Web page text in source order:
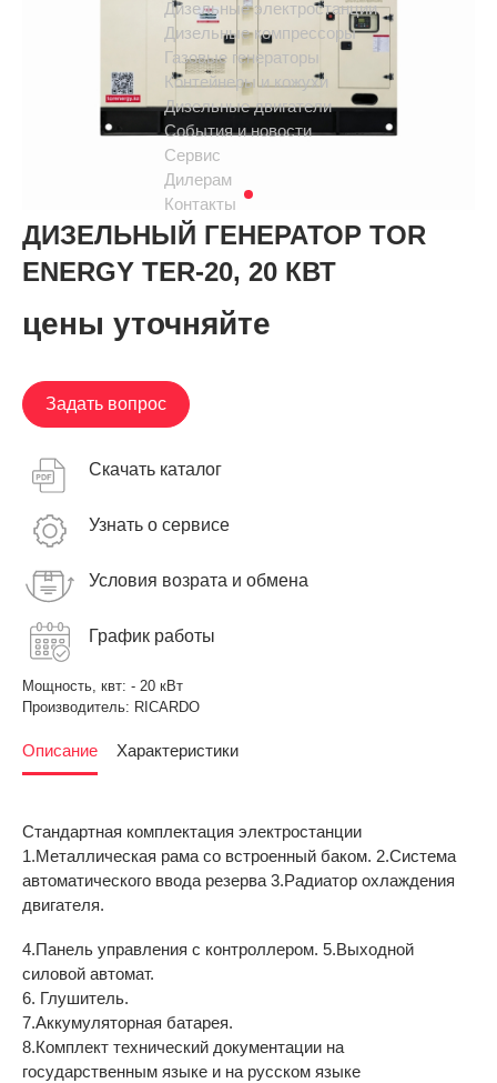
Дизельные электростанции
Дизельные компрессоры
Газовые генераторы
Контейнеры и кожухи
Дизельные двигатели
События и новости
Сервис
Дилерам
Контакты
ДИЗЕЛЬНЫЙ ГЕНЕРАТОР TOR
ENERGY TER-20, 20 КВТ
цены уточняйте
Задать вопрос
Скачать каталог
Узнать о сервисе
Условия возрата и обмена
График работы
Мощность, квт: - 20 кВт
Производитель: RICARDO
Описание Характеристики
Стандартная комплектация электростанции
1.Металлическая рама со встроенный баком. 2.Система
автоматического ввода резерва 3.Радиатор охлаждения
двигателя.
4.Панель управления с контроллером. 5.Выходной
силовой автомат.
6. Глушитель.
7.Аккумуляторная батарея.
8.Комплект технический документации на
государственным языке и на русском языке